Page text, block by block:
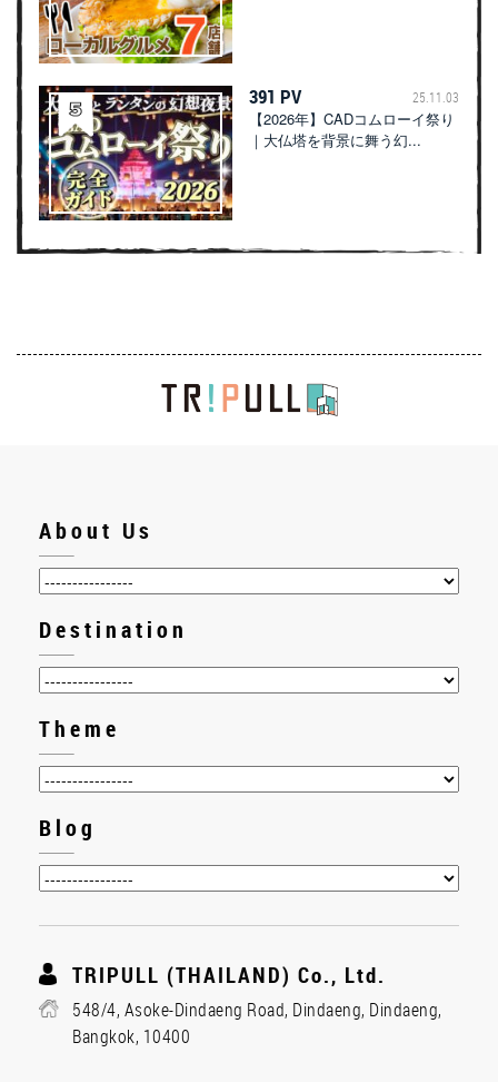
391 PV 25.11.03
【2026年】CADコムローイ祭り
｜大仏塔を背景に舞う幻...
About Us
Destination
Theme
Blog
TRIPULL (THAILAND) Co., Ltd.
548/4, Asoke-Dindaeng Road, Dindaeng, Dindaeng,
Bangkok, 10400